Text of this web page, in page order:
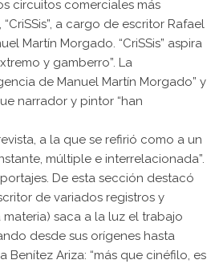
circuitos comerciales más
a cargo de escritor Rafael
Martín Morgado. “CriSSis” aspira
y gamberro”. La
de Manuel Martín Morgado” y
narrador y pintor “han
a la que se refirió como a un
múltiple e interrelacionada”.
De esta sección destacó
de variados registros y
saca a la luz el trabajo
desde sus orígenes hasta
Ariza: “más que cinéfilo, es